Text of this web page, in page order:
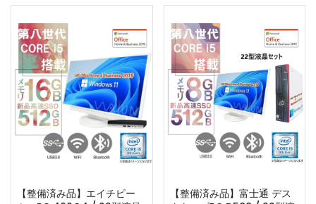
【整備済み品】エイチピー
【整備済み品】富士通 デス